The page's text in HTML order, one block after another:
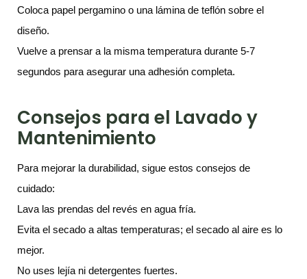
Coloca papel pergamino o una lámina de teflón sobre el
diseño.
Vuelve a prensar a la misma temperatura durante 5-7
segundos para asegurar una adhesión completa.
Consejos para el Lavado y
Mantenimiento
Para mejorar la durabilidad, sigue estos consejos de
cuidado:
Lava las prendas del revés en agua fría.
Evita el secado a altas temperaturas; el secado al aire es lo
mejor.
No uses lejía ni detergentes fuertes.